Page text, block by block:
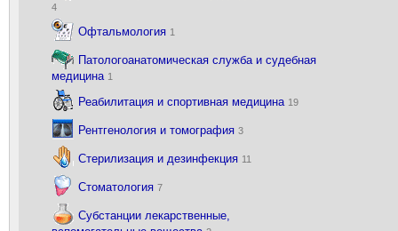
4
Офтальмология 1
Патологоанатомическая служба и судебная
медицина 1
Реабилитация и спортивная медицина 19
Рентгенология и томография 3
Стерилизация и дезинфекция 11
Стоматология 7
Субстанции лекарственные,